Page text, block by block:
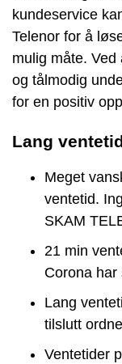
kundeservice
Telenor for å
mulig måte.
og tålmodig
for en positiv
Lang
Meget
ventetid.
SKAM
21 min
Corona har
Lang
tilslutt
Ventetider